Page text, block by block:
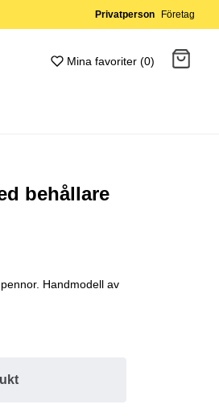
Privatperson Företag
Mina favoriter (0)
behållare
Handmodell av